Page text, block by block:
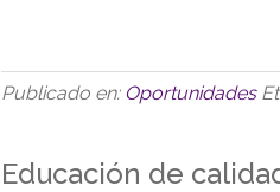
Publicado en: Oportunidades
Educación de